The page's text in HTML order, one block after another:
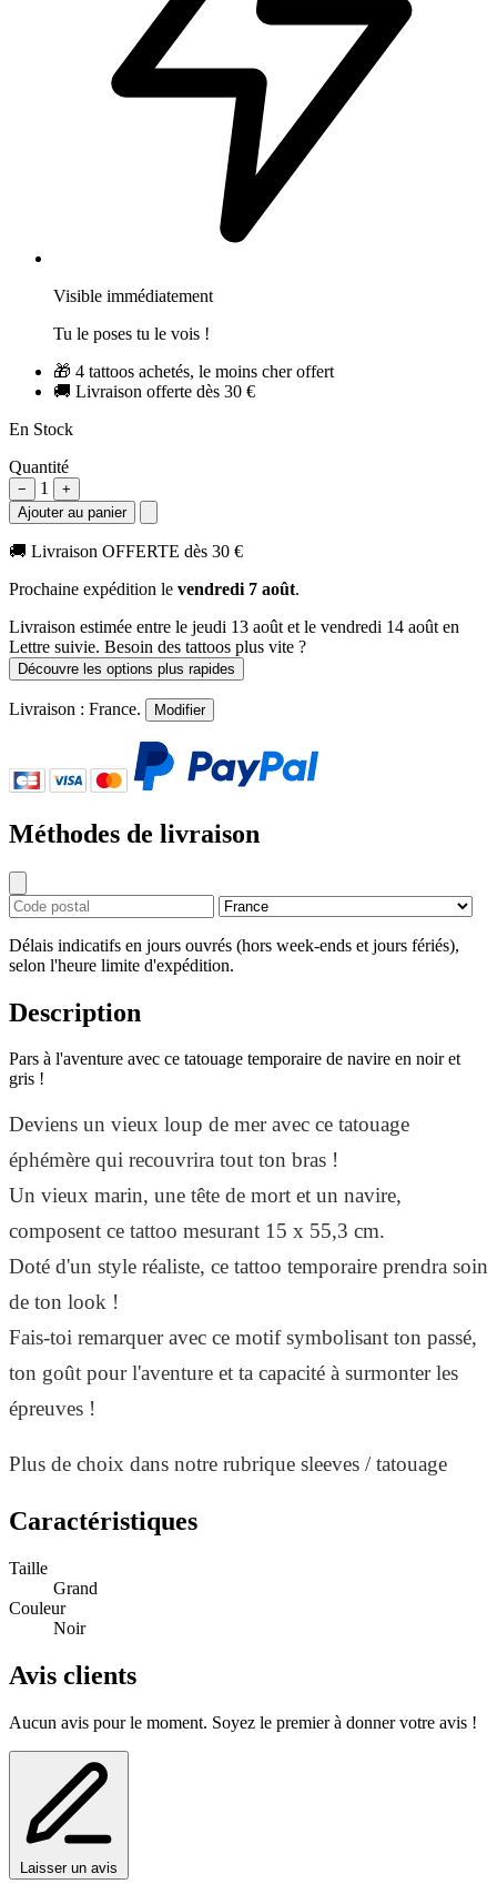
Visible immédiatement
Tu le poses tu le vois !
🎁 4 tattoos achetés, le moins cher offert
🚚 Livraison offerte dès 30 €
En Stock
Quantité
− 1
+
Ajouter au panier
🚚 Livraison OFFERTE dès 30 €
Prochaine expédition le vendredi 7 août.
Livraison estimée entre le jeudi 13 août et le vendredi 14 août en
Lettre suivie. Besoin des tattoos plus vite ?
Découvre les options plus rapides
Livraison : France. Modifier
Méthodes de livraison
Délais indicatifs en jours ouvrés (hors week-ends et jours fériés),
selon l'heure limite d'expédition.
Description
Pars à l'aventure avec ce tatouage temporaire de navire en noir et
gris !
Deviens un vieux loup de mer avec ce tatouage
éphémère qui recouvrira tout ton bras !
Un vieux marin, une tête de mort et un navire,
composent ce tattoo mesurant 15 x 55,3 cm.
Doté d'un style réaliste, ce tattoo temporaire prendra soin
de ton look !
Fais-toi remarquer avec ce motif symbolisant ton passé,
ton goût pour l'aventure et ta capacité à surmonter les
épreuves !
Plus de choix dans notre rubrique sleeves / tatouage
Caractéristiques
Taille
Grand
Couleur
Noir
Avis clients
Aucun avis pour le moment. Soyez le premier à donner votre avis !
Laisser un avis